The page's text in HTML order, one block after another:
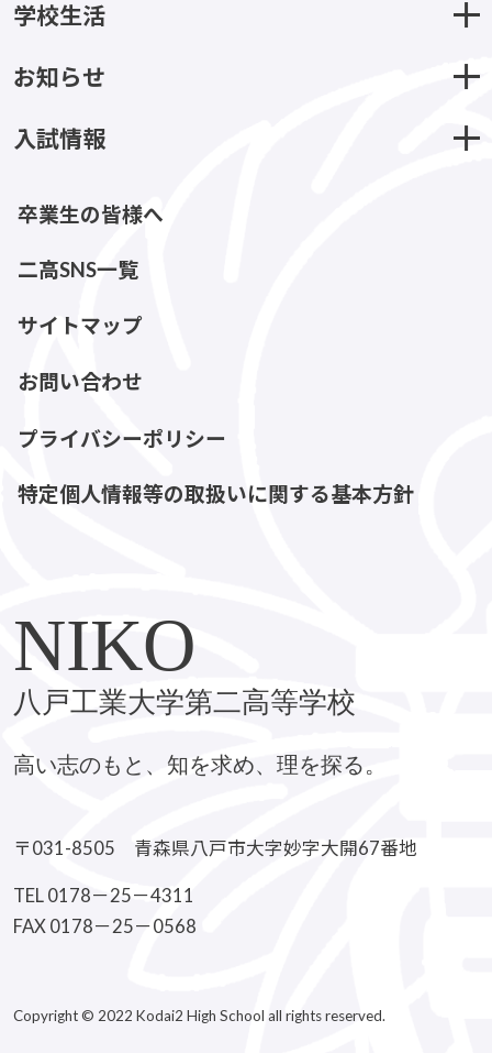
学校生活
お知らせ
入試情報
卒業生の皆様へ
二高SNS一覧
サイトマップ
お問い合わせ
プライバシーポリシー
特定個人情報等の取扱いに関する基本方針
NIKO
八戸工業大学第二高等学校
高い志のもと、知を求め、理を探る。
〒031-8505 青森県八戸市大字妙字大開67番地
TEL 0178－25－4311
FAX 0178－25－0568
Copyright © 2022 Kodai2 High School all rights reserved.